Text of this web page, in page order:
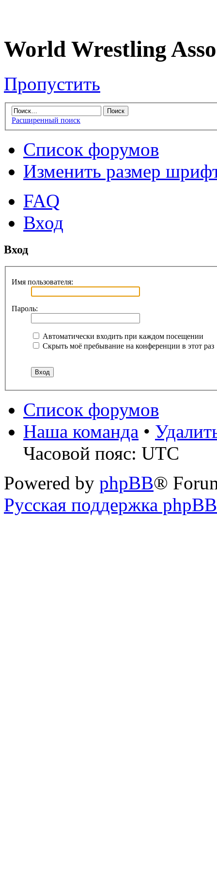
World Wrestling
Пропустить
Расширенный поиск
Список форумов
Изменить размер
FAQ
Вход
Вход
Имя пользователя:
Пароль:
Автоматически входить при каждом посещении
Скрыть моё пребывание на конференции в этот раз
Список форумов
Наша команда •
Часовой пояс: UTC
Powered by phpBB®
Русская поддержка phpBB